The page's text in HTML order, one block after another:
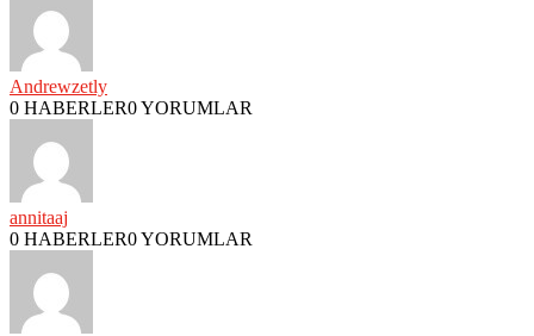
Andrewzetly
0 HABERLER0 YORUMLAR
annitaaj
0 HABERLER0 YORUMLAR